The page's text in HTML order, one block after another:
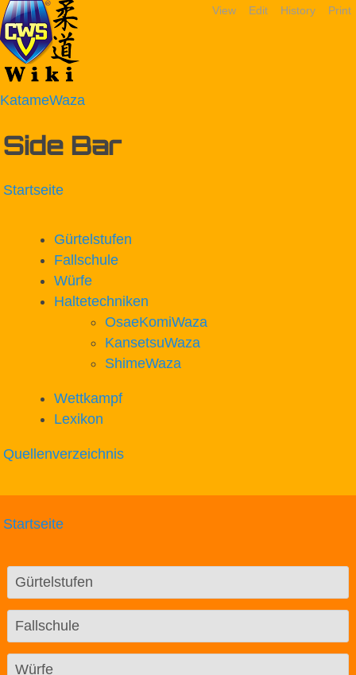
View Edit History Print
KatameWaza
Side Bar
Startseite
Gürtelstufen
Fallschule
Würfe
Haltetechniken
OsaeKomiWaza
KansetsuWaza
ShimeWaza
Wettkampf
Lexikon
Quellenverzeichnis
Startseite
Gürtelstufen
Fallschule
Würfe